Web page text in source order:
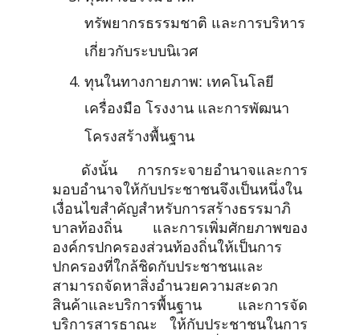
ทรัพยากรธรรมชาติ และการบริหาร
เกี่ยวกับระบบนิเวศ
ทุนในทางกายภาพ: เทคโนโลยี
เครื่องมือ โรงงาน และการพัฒนา
โครงสร้างพื้นฐาน
ดังนั้น การกระจายอำนาจและการ
มอบอำนาจให้กับประชาชนจึงเป็นหนึ่งใน
เงื่อนไขสำคัญสำหรับการสร้างธรรมาภิ
บาลท้องถิ่น และการเพิ่มศักยภาพของ
องค์กรปกครองส่วนท้องถิ่นให้เป็นการ
ปกครองที่ใกล้ชิดกับประชาชนและ
สามารถจัดหาสิ่งอำนวยความสะดวก
สินค้าและบริการพื้นฐาน และการจัด
บริการสารธาณะ ให้กับประชาชนในการ